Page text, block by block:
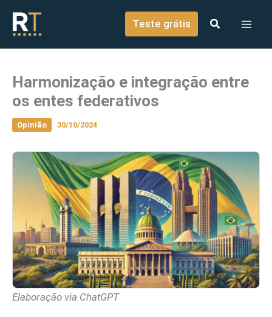
conteúdo
Teste grátis
Harmonização e integração entre
os entes federativos
Opinião 30/10/2024
Elaboração via ChatGPT